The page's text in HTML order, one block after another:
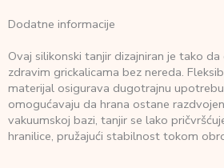
Dodatne informacije
Ovaj silikonski tanjir dizajniran je tako
zdravim grickalicama bez nereda.
materijal osigurava dugotrajnu
omogućavaju da hrana ostane
vakuumskoj bazi, tanjir se lako
hranilice, pružajući stabilnost tokom